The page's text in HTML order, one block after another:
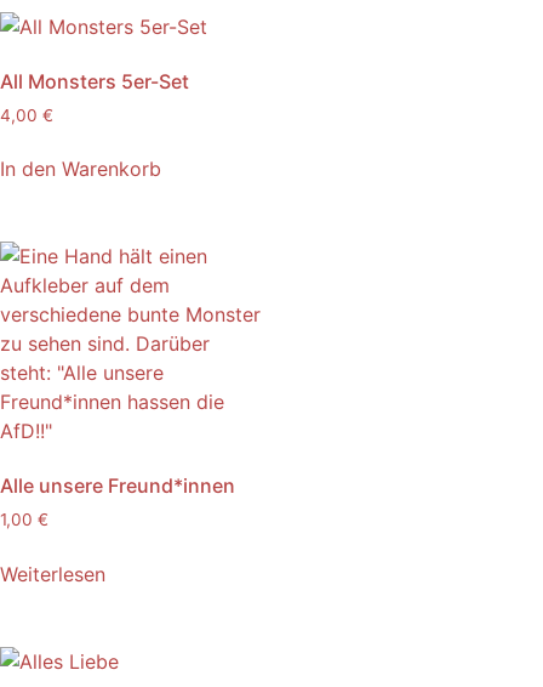
All Monsters 5er-Set
4,00 €
In den Warenkorb
Alle unsere Freund*innen
1,00 €
Weiterlesen